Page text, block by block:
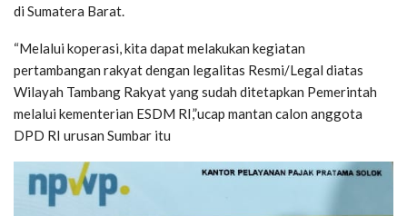
di Sumatera Barat.
“Melalui koperasi, kita dapat melakukan kegiatan
pertambangan rakyat dengan legalitas Resmi/Legal diatas
Wilayah Tambang Rakyat yang sudah ditetapkan Pemerintah
melalui kementerian ESDM RI,”ucap mantan calon anggota
DPD RI urusan Sumbar itu